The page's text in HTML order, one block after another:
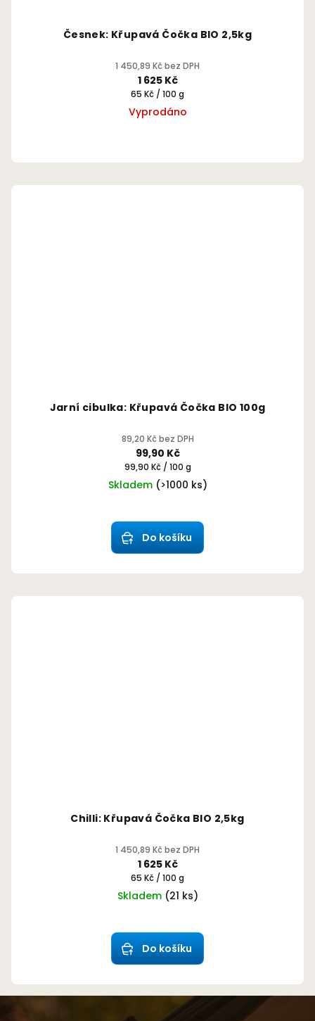
Česnek: Křupavá Čočka BIO 2,5kg
1 450,89 Kč bez DPH
1 625 Kč
Měrná
cena:
65 Kč / 100 g
Vyprodáno
produktu
Jarní cibulka: Křupavá Čočka BIO 100g
89,20 Kč bez DPH
99,90 Kč
Měrná
cena:
99,90 Kč / 100 g
Skladem (>1000 ks)
hodnocení
produktu
je
z
Do košíku
Chilli: Křupavá Čočka BIO 2,5kg
1 450,89 Kč bez DPH
1 625 Kč
Měrná
cena:
65 Kč / 100 g
Skladem (21 ks)
Do košíku